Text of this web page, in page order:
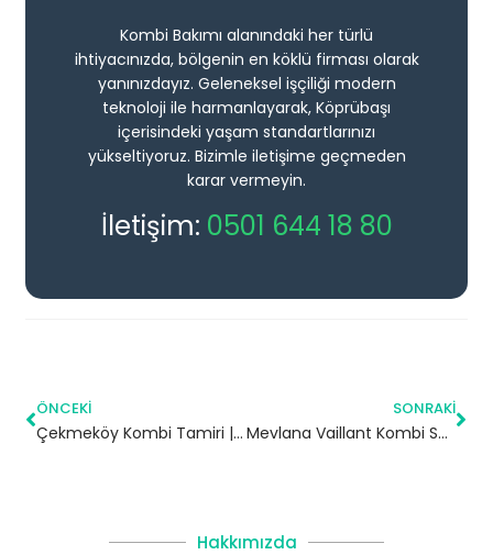
Kombi Bakımı alanındaki her türlü
ihtiyacınızda, bölgenin en köklü firması olarak
yanınızdayız. Geleneksel işçiliği modern
teknoloji ile harmanlayarak, Köprübaşı
içerisindeki yaşam standartlarınızı
yükseltiyoruz. Bizimle iletişime geçmeden
karar vermeyin.
İletişim: 0501 644 18 80
ÖNCEKI
Çekmeköy Kombi Tamiri | İstanbul
SONRAKI
Mevlana Vaillant Kombi Servisi – Sancaktepe Yetkili Servis
Hakkımızda